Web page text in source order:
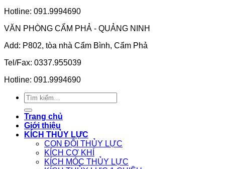
Hotline: 091.9994690
VĂN PHÒNG CẨM PHẢ - QUẢNG NINH
Add: P802, tòa nhà Cẩm Bình, Cẩm Phả
Tel/Fax: 0337.955039
Hotline: 091.9994690
Tìm
kiếm:
Trang chủ
Giới thiệu
KÍCH THỦY LỰC
CON ĐỘI THỦY LỰC
KÍCH CƠ KHÍ
KÍCH MÓC THỦY LỰC